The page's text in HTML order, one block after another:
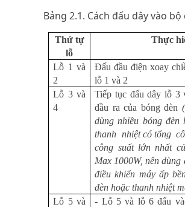
Bảng 2.1. Cách đấu dây vào
Thứ tự
lỗ
Thực
Lỗ 1 và
2
Đấu đầu điện xoay
lỗ 1 và 2
Lỗ 3 và
4
Tiếp tục đấu dây lỗ 3
đầu ra của bóng đèn
dùng nhiều bóng đèn
thanh nhiệt có tổng
công suất lớn nhất
Max 1000W, nên
điều khiển máy ấp
đèn hoặc thanh nhiệt
Lỗ 5 và
- Lỗ 5 và lỗ 6 đấu